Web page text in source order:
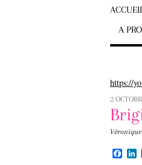
Menu
A
Scroll
content
https://
2
F L